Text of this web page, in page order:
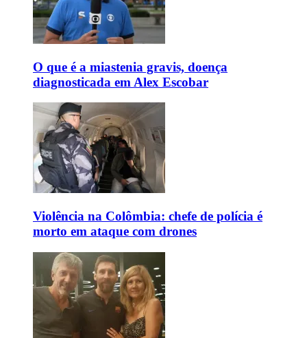
O que é a miastenia gravis, doença
diagnosticada em Alex Escobar
Violência na Colômbia: chefe de polícia é
morto em ataque com drones